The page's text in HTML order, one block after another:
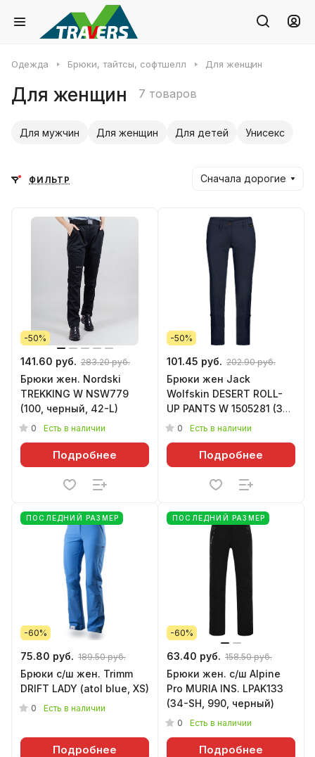
Одежда Брюки, тайтсы, софтшелл Для женщин
Для женщин 7 товаров
Для мужчин Для женщин Для детей Унисекс
ФИЛЬТР Сначала дорогие
-50%
141.60 руб. 283.20 руб.
Брюки жен. Nordski
TREKKING W NSW779
(100, черный, 42-L)
0 Есть в наличии
Подробнее
-50%
101.45 руб. 202.90 руб.
Брюки жен Jack
Wolfskin DESERT ROLL-
UP PANTS W 1505281 (36,
1910_midnight blue)
0 Есть в наличии
Подробнее
ПОСЛЕДНИЙ РАЗМЕР
-60%
75.80 руб. 189.50 руб.
Брюки с/ш жен. Trimm
DRIFT LADY (atol blue, XS)
0 Есть в наличии
Подробнее
ПОСЛЕДНИЙ РАЗМЕР
-60%
63.40 руб. 158.50 руб.
Брюки жен. с/ш Аlpine
Рro MURIA INS. LPAK133
(34-SH, 990, черный)
0 Есть в наличии
Подробнее